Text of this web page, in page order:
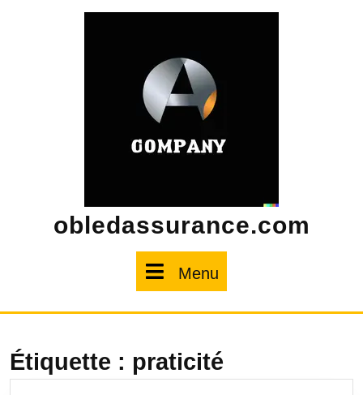
obledassurance.com
Menu
Étiquette : praticité